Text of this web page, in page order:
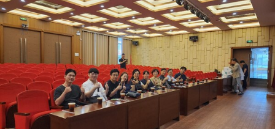
학교회원
기업회원
학교인증제
학교인증제란
KOSA AWARD
유학프로그램
유학신문고
유학신문고
커뮤니티
NEWS/NOTICE
Q&A
언론보도